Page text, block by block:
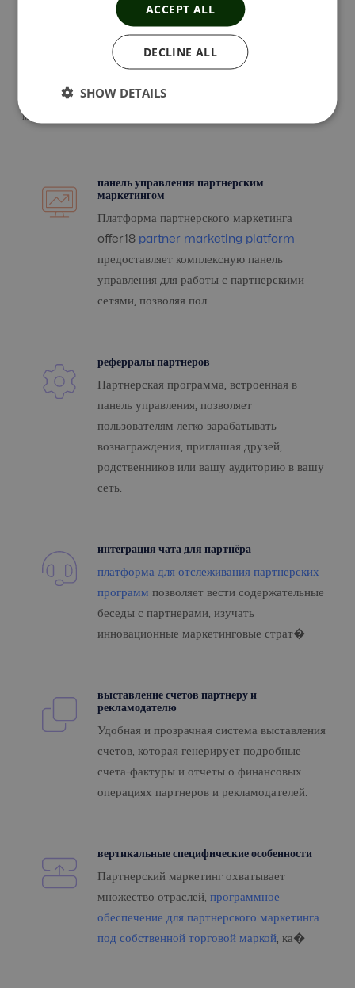
партнерских сетей.
Создавайте, запускайте и эффективно управляйте партнерскими
сетями с помощью нашего масштабируемого рекламного
результаты с помощью лучшей платформы партнерского
маркетинга.
панель управления партнерским
маркетингом
Платформа партнерского маркетинга
offer18 partner marketing platform
предоставляет комплексную панель
управления для работы с партнерскими
сетями, позволяя пол
реферралы партнеров
Партнерская программа, встроенная в
панель управления, позволяет
пользователям легко зарабатывать
вознаграждения, приглашая друзей,
родственников или вашу аудиторию в вашу
сеть.
интеграция чата для партнёра
платформа для отслеживания партнерских
программ позволяет вести содержательные
беседы с партнерами, изучать
инновационные маркетинговые страт�
выставление счетов партнеру и
рекламодателю
Удобная и прозрачная система выставления
счетов, которая генерирует подробные
счета-фактуры и отчеты о финансовых
операциях партнеров и рекламодателей.
вертикальные специфические особенности
Партнерский маркетинг охватывает
множество отраслей,программное
обеспечение для партнерского маркетинга
под собственной торговой маркой, ка�
ACCEPT ALL
DECLINE ALL
SHOW DETAILS